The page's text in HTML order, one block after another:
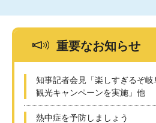
重要なお知らせ
知事記者会見「楽しすぎるぞ
観光キャンペーンを実施」他
熱中症を予防しましょう